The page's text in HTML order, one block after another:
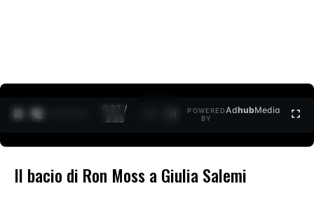
0:27 /
3:35
POWERED
BY
AdhubMedia
Il bacio di Ron Moss a Giulia Salemi